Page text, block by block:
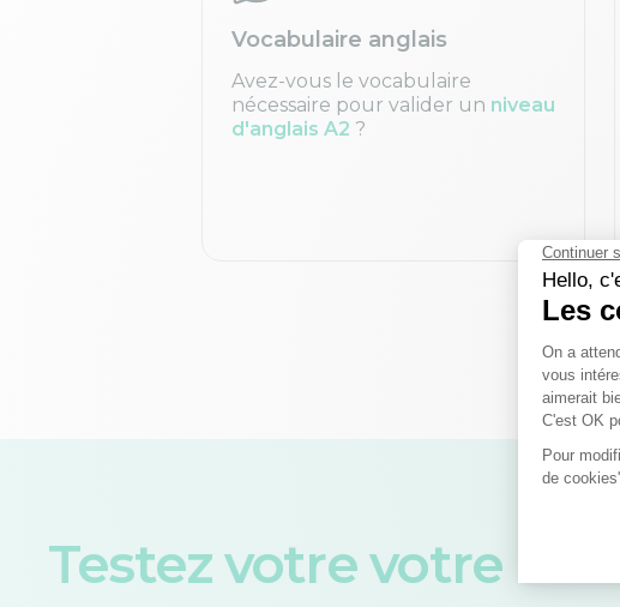
Vocabulaire anglais
Avez-vous le vocabulaire
nécessaire pour valider un niveau
d'anglais A2 ?
Testez votre votre